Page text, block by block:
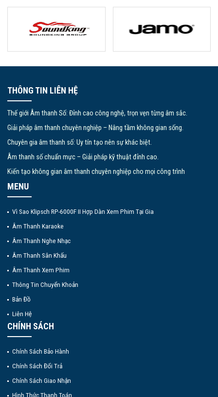
THÔNG TIN LIÊN HỆ
Thế giới Âm thanh Số: Đỉnh cao công nghệ, trọn vẹn từng âm sắc.
Giải pháp âm thanh chuyên nghiệp – Nâng tầm không gian sống.
Chuyên gia âm thanh số: Uy tín tạo nên sự khác biệt.
Âm thanh số chuẩn mực – Giải pháp kỹ thuật đỉnh cao.
Kiến tạo không gian âm thanh chuyên nghiệp cho mọi công trình
MENU
Vì Sao Klipsch RP-6000F II Hợp Dàn Xem Phim Tại Gia
Âm Thanh Karaoke
Âm Thanh Nghe Nhạc
Âm Thanh Sân Khấu
Âm Thanh Xem Phim
Thông Tin Chuyển Khoản
Bản Đồ
Liên Hệ
CHÍNH SÁCH
Chính Sách Bảo Hành
Chính Sách Đổi Trả
Chính Sách Giao Nhận
Hình Thức Thanh Toán